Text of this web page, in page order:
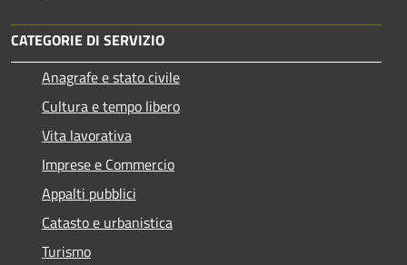
CATEGORIE DI SERVIZIO
Anagrafe e stato civile
Cultura e tempo libero
Vita lavorativa
Imprese e Commercio
Appalti pubblici
Catasto e urbanistica
Turismo